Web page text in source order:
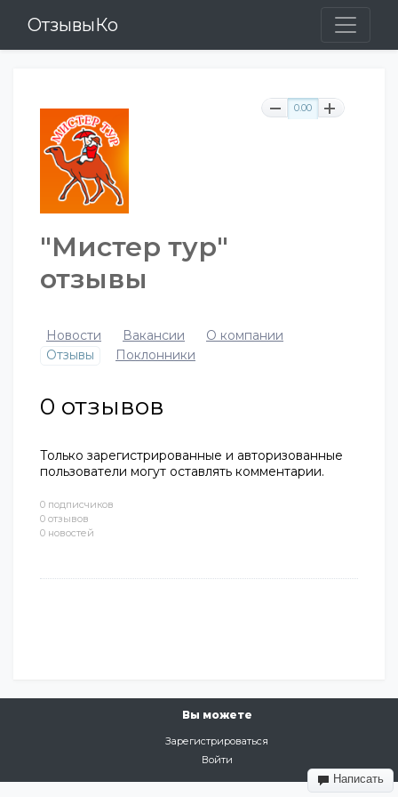
ОтзывыКо
0 подписчиков
0 отзывов
0 новостей
0.00
"Мистер тур"
отзывы
Новости Вакансии
О компании
Отзывы
Поклонники
0 отзывов
Только зарегистрированные и авторизованные
пользователи могут оставлять комментарии.
Вы можете
Зарегистрироваться
Войти
Написать